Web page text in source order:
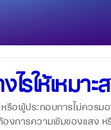
รให้เหมาะ
ผู้ประกอบการไม่ควรมอ
การความเข้มของแสง